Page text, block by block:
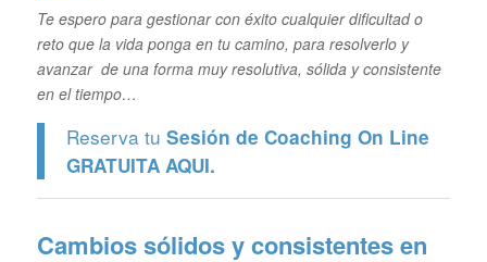
Te espero para gestionar con éxito cualquier dificultad o
reto que la vida ponga en tu camino, para resolverlo y
avanzar de una forma muy resolutiva, sólida y consistente
en el tiempo…
Reserva tu Sesión de Coaching On Line
GRATUITA AQUI.
Cambios sólidos y consistentes en